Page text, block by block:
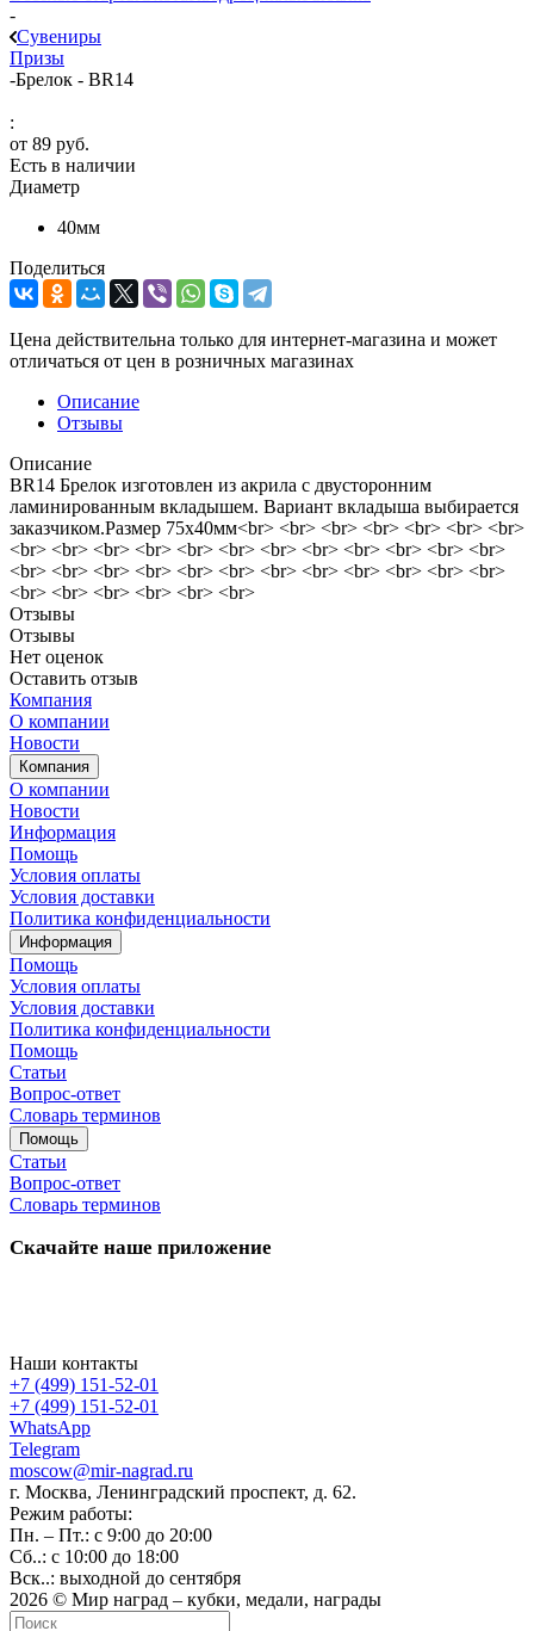
-
Сувениры
Призы
-Брелок - BR14
:
от 89 руб.
Есть в наличии
Диаметр
40мм
Поделиться
Цена действительна только для интернет-магазина и может
отличаться от цен в розничных магазинах
Описание
Отзывы
Описание
BR14 Брелок изготовлен из акрила с двусторонним
ламинированным вкладышем. Вариант вкладыша выбирается
заказчиком.Размер 75х40мм<br> <br> <br> <br> <br> <br> <br>
<br> <br> <br> <br> <br> <br> <br> <br> <br> <br> <br> <br>
<br> <br> <br> <br> <br> <br> <br> <br> <br> <br> <br> <br>
<br> <br> <br> <br> <br> <br>
Отзывы
Отзывы
Нет оценок
Оставить отзыв
Компания
О компании
Новости
Компания
О компании
Новости
Информация
Помощь
Условия оплаты
Условия доставки
Политика конфиденциальности
Информация
Помощь
Условия оплаты
Условия доставки
Политика конфиденциальности
Помощь
Статьи
Вопрос-ответ
Словарь терминов
Помощь
Статьи
Вопрос-ответ
Словарь терминов
Скачайте наше приложение
Наши контакты
+7 (499) 151-52-01
+7 (499) 151-52-01
WhatsApp
Telegram
moscow@mir-nagrad.ru
г. Москва, Ленинградский проспект, д. 62.
Режим работы:
Пн. – Пт.: с 9:00 до 20:00
Сб..: с 10:00 до 18:00
Вск..: выходной до сентября
2026 © Мир наград – кубки, медали, награды